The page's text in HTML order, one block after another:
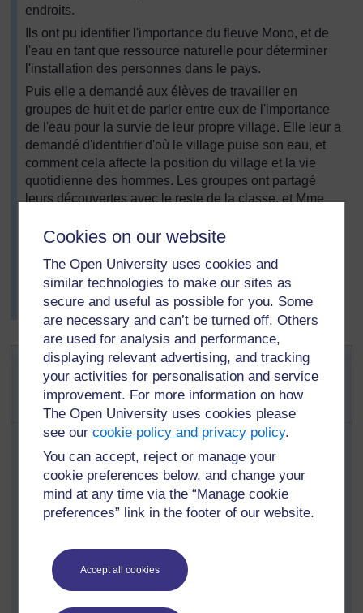
Cookies on our website
The Open University uses cookies and
similar technologies to make our sites as
secure and useful as possible for you. Some
are necessary and can’t be turned off. Others
are used for analysis and performance,
displaying relevant advertising, and tracking
your activities for personalisation and service
improvement. For more information on how
The Open University uses cookies please
see ourcookie policy and privacy policy.
You can accept, reject or manage your
cookie preferences below, and change your
mind at any time via the “Manage cookie
preferences” link in the footer of our website.
Accept all cookies
endroits.
Ils ont pu identifier l'importance du fleuve Mono, et de
l'eau en tant que ressource naturelle pour déterminer
l'installation des personnes dans le pays.
Puis elle a demandé aux élèves de travailler en
groupes de huit et de parler entre eux de l'importance
de l'eau pour la survie de leur propre village. Elle leur a
demandé d'identifier d'où le village puise son eau, et
comment cela affecte la position du village et la vie
quotidienne des hommes. Les groupes ont partagé
leurs découvertes avec le reste de la classe, et Mme
de l'importance de chaque idée.
Mme Atsu était très satisfaite de la discussion
intéressante de ses élèves - cela signifiait qu'ils avaient
compris la relation entre les ressources naturelles et les
installations humaines.
Activité 2: Mettre en rapport les
ressources et les installations
humaines
Divisez la classe en groupes et demandez à chaque
groupe de penser aux besoins de chaque personne qui
s'installe (par exemple aliments, eau, abri). Demandez à
une personne de chaque groupe de faire une liste des
d'une rivière, mais loin des zones inondables.
Demandez à chaque groupe de présenter ses